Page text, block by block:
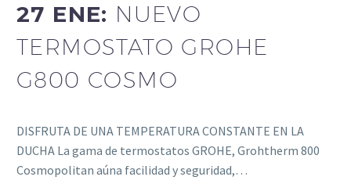
27 ENE: NUEVO
TERMOSTATO GROHE
G800 COSMO
DISFRUTA DE UNA TEMPERATURA CONSTANTE EN LA
DUCHA La gama de termostatos GROHE, Grohtherm 800
Cosmopolitan aúna facilidad y seguridad,…